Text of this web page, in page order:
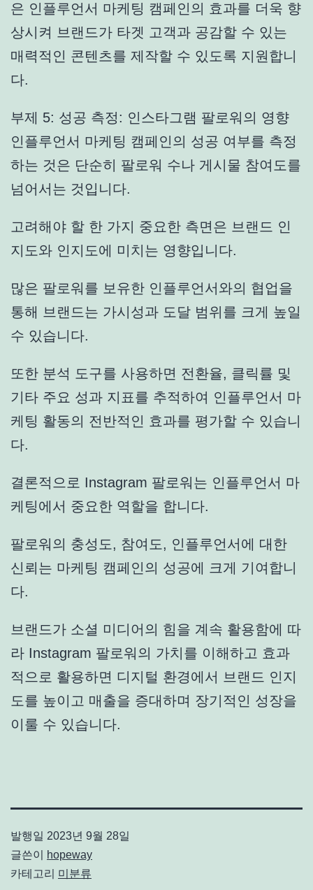
은 인플루언서 마케팅 캠페인의 효과를 더욱 향
상시켜 브랜드가 타겟 고객과 공감할 수 있는
매력적인 콘텐츠를 제작할 수 있도록 지원합니
다.
부제 5: 성공 측정: 인스타그램 팔로워의 영향
인플루언서 마케팅 캠페인의 성공 여부를 측정
하는 것은 단순히 팔로워 수나 게시물 참여도를
넘어서는 것입니다.
고려해야 할 한 가지 중요한 측면은 브랜드 인
지도와 인지도에 미치는 영향입니다.
많은 팔로워를 보유한 인플루언서와의 협업을
통해 브랜드는 가시성과 도달 범위를 크게 높일
수 있습니다.
또한 분석 도구를 사용하면 전환율, 클릭률 및
기타 주요 성과 지표를 추적하여 인플루언서 마
케팅 활동의 전반적인 효과를 평가할 수 있습니
다.
결론적으로 Instagram 팔로워는 인플루언서 마
케팅에서 중요한 역할을 합니다.
팔로워의 충성도, 참여도, 인플루언서에 대한
신뢰는 마케팅 캠페인의 성공에 크게 기여합니
다.
브랜드가 소셜 미디어의 힘을 계속 활용함에 따
라 Instagram 팔로워의 가치를 이해하고 효과
적으로 활용하면 디지털 환경에서 브랜드 인지
도를 높이고 매출을 증대하며 장기적인 성장을
이룰 수 있습니다.
발행일 2023년 9월 28일
글쓴이
hopeway
카테고리 미분류